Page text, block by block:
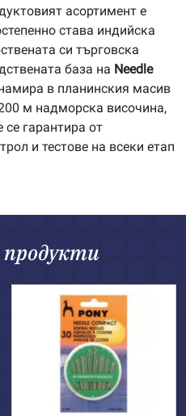
асортимент е
става индийска
си търговска
база на Needle
в планинския масив
м надморска височина,
се гарантира от
и тестове на всеки етап
продукти